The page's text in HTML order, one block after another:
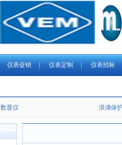
仪表促销 | 仪表定制 | 仪表招标
数显仪 浪涌保